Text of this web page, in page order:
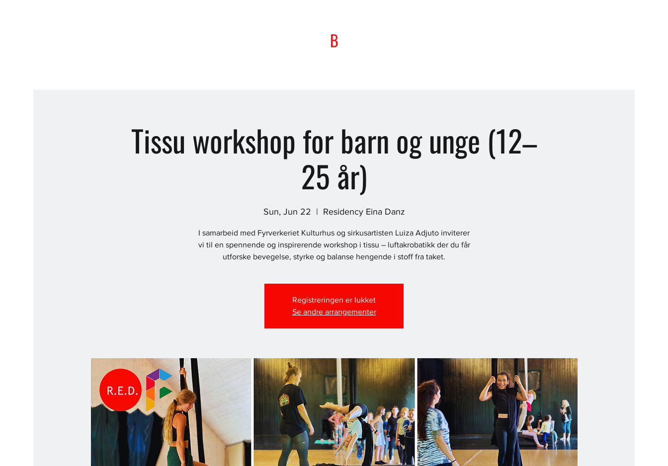
B
Tissu workshop for barn og unge (12–
25 år)
Sun, Jun 22
  |
Residency Eina Danz
I samarbeid med Fyrverkeriet Kulturhus og sirkusartisten Luiza Adjuto inviterer
vi til en spennende og inspirerende workshop i tissu – luftakrobatikk der du får
utforske bevegelse, styrke og balanse hengende i stoff fra taket.
Registreringen er lukket
Se andre arrangementer